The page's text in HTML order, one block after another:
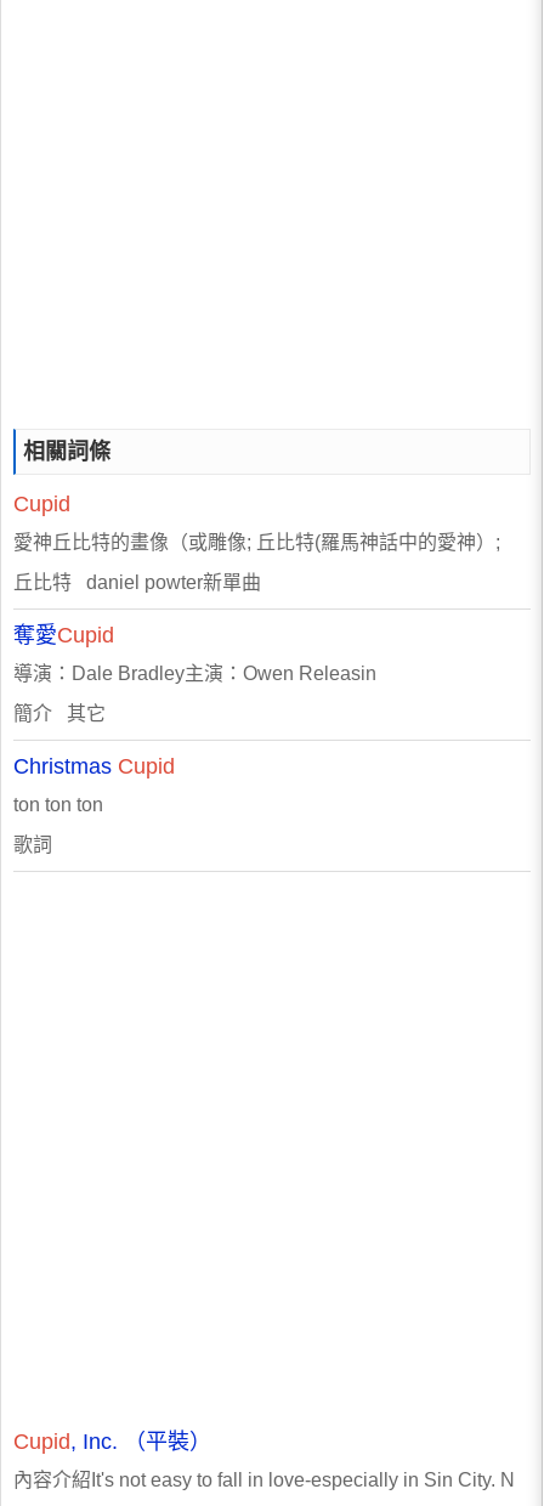
相關詞條
Cupid
愛神丘比特的畫像（或雕像; 丘比特(羅馬神話中的愛神）;
丘比特 daniel powter新單曲
奪愛Cupid
導演：Dale Bradley主演：Owen Releasin
簡介 其它
Christmas Cupid
ton ton ton
歌詞
Cupid, Inc. （平裝）
內容介紹It's not easy to fall in love-especially in Sin City. N